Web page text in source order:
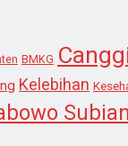
BMKG
Kelebihan